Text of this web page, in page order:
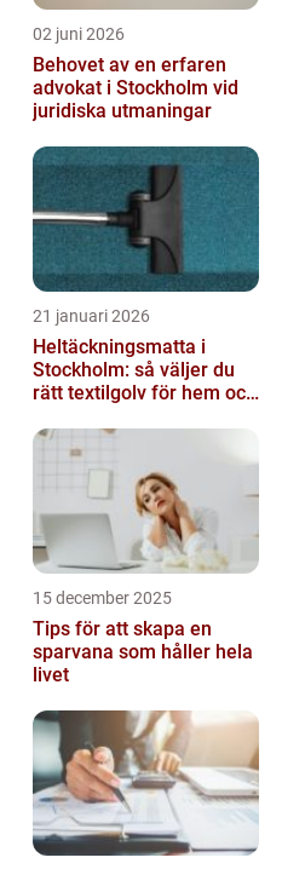
02 juni 2026
Behovet av en erfaren
advokat i Stockholm vid
juridiska utmaningar
21 januari 2026
Heltäckningsmatta i
Stockholm: så väljer du
rätt textilgolv för hem och
15 december 2025
Tips för att skapa en
sparvana som håller hela
livet